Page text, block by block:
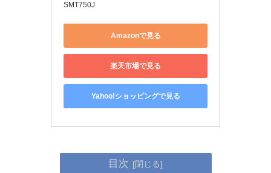
SMT750J
Amazonで見る
楽天市場で見る
Yahoo!ショッピングで見る
目次